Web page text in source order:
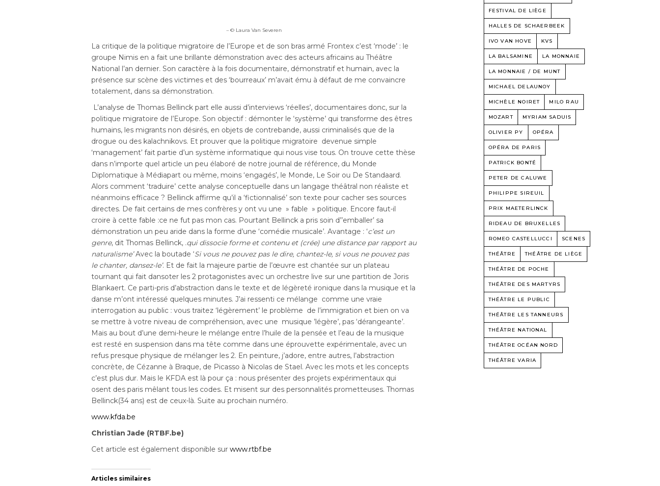
– © Laura Van Severen
La critique de la politique migratoire de l’Europe et de son bras armé Frontex c’est ‘mode’ : le
groupe Nimis en a fait une brillante démonstration avec des acteurs africains au Théâtre
National l’an dernier. Son caractère à la fois documentaire, démonstratif et humain, avec la
présence sur scène des victimes et des ‘bourreaux’ m’avait ému à défaut de me convaincre
totalement, dans sa démonstration.
L’analyse de Thomas Bellinck part elle aussi d’interviews ‘réelles’, documentaires donc, sur la
politique migratoire de l’Europe. Son objectif : démonter le ‘système’ qui transforme des êtres
humains, les migrants non désirés, en objets de contrebande, aussi criminalisés que de la
drogue ou des kalachnikovs. Et prouver que la politique migratoire devenue simple
‘management’ fait partie d’un système informatique qui nous vise tous. On trouve cette thèse
dans n’importe quel article un peu élaboré de notre journal de référence, du Monde
Diplomatique à Médiapart ou même, moins ‘engagés’, le Monde, Le Soir ou De Standaard.
Alors comment ‘traduire’ cette analyse conceptuelle dans un langage théâtral non réaliste et
néanmoins efficace ? Bellinck affirme qu’il a ‘fictionnalisé’ son texte pour cacher ses sources
directes. De fait certains de mes confrères y ont vu une » fable » politique. Encore faut-il
croire à cette fable :ce ne fut pas mon cas. Pourtant Bellinck a pris soin d’’emballer’ sa
démonstration un peu aride dans la forme d’une ‘comédie musicale’. Avantage : ‘c’est un
genre, dit Thomas Bellinck, .qui dissocie forme et contenu et (crée) une distance par rapport au
naturalisme’Avec la boutade ‘Si vous ne pouvez pas le dire, chantez-le, si vous ne pouvez pas
le chanter, dansez-le’. Et de fait la majeure partie de l’œuvre est chantée sur un plateau
tournant qui fait dansoter les 2 protagonistes avec un orchestre live sur une partition de Joris
Blankaert. Ce parti-pris d’abstraction dans le texte et de légèreté ironique dans la musique et la
danse m’ont intéressé quelques minutes. J’ai ressenti ce mélange comme une vraie
interrogation au public : vous traitez ‘légèrement’ le problème de l’immigration et bien on va
se mettre à votre niveau de compréhension, avec une musique ’légère’, pas ‘dérangeante’.
Mais au bout d’une demi-heure le mélange entre l’huile de la pensée et l’eau de la musique
est resté en suspension dans ma tête comme dans une éprouvette expérimentale, avec un
refus presque physique de mélanger les 2. En peinture, j’adore, entre autres, l’abstraction
concrète, de Cézanne à Braque, de Picasso à Nicolas de Stael. Avec les mots et les concepts
c’est plus dur. Mais le KFDA est là pour ça : nous présenter des projets expérimentaux qui
osent des paris mêlant tous les codes. Et misent sur des personnalités prometteuses. Thomas
Bellinck(34 ans) est de ceux-là. Suite au prochain numéro.
www.kfda.be
Christian Jade (RTBF.be)
Cet article est également disponible surwww.rtbf.be
Articles similaires
FESTIVAL DE LIÈGE
HALLES DE SCHAERBEEK
IVO VAN HOVE KVS
LA BALSAMINE LA MONNAIE
LA MONNAIE / DE MUNT
MICHAEL DELAUNOY
MICHÈLE NOIRET MILO RAU
MOZART MYRIAM SADUIS
OLIVIER PY OPÉRA
OPÉRA DE PARIS
PATRICK BONTÉ
PETER DE CALUWE
PHILIPPE SIREUIL
PRIX MAETERLINCK
RIDEAU DE BRUXELLES
ROMEO CASTELLUCCI SCENES
THÉÂTRE THÉÂTRE DE LIÈGE
THÉÂTRE DE POCHE
THÉÂTRE DES MARTYRS
THÉÂTRE LE PUBLIC
THÉÂTRE LES TANNEURS
THÉÂTRE NATIONAL
THÉÂTRE OCÉAN NORD
THÉÂTRE VARIA